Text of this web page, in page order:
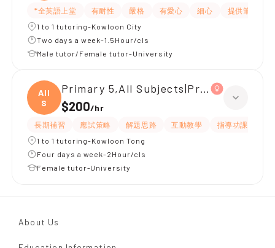
*全英語上堂 有耐性 嚴格 有愛心 細心 提供筆記
1 to 1 tutoring-Kowloon City
Two days a week-1.5Hour/cls
Male tutor/Female tutor-University
All
S
Primary 5,All Subjects|Primary 4,All
$200/hr
長期補習 應試策略 解題思路 互動教學 指導功課
1 to 1 tutoring-Kowloon Tong
Four days a week-2Hour/cls
Female tutor-University
About Us